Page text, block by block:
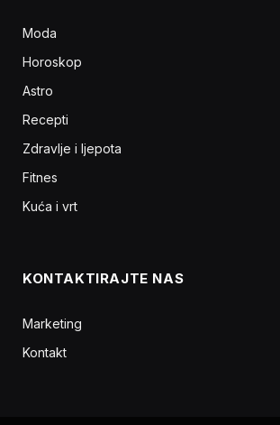
Moda
Horoskop
Astro
Recepti
Zdravlje i ljepota
Fitnes
Kuća i vrt
KONTAKTIRAJTE NAS
Marketing
Kontakt